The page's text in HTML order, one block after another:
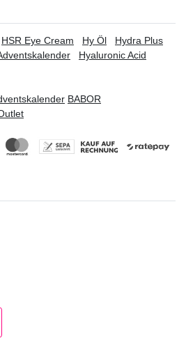
HSR Eye Cream Hy Öl
Hydra Plus
Hyaluronic Acid
BABOR